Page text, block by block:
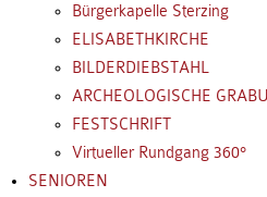
Bürgerkapelle Sterzing
ELISABETHKIRCHE
BILDERDIEBSTAHL
ARCHEOLOGISCHE
FESTSCHRIFT
Virtueller Rundgang 360°
SENIOREN